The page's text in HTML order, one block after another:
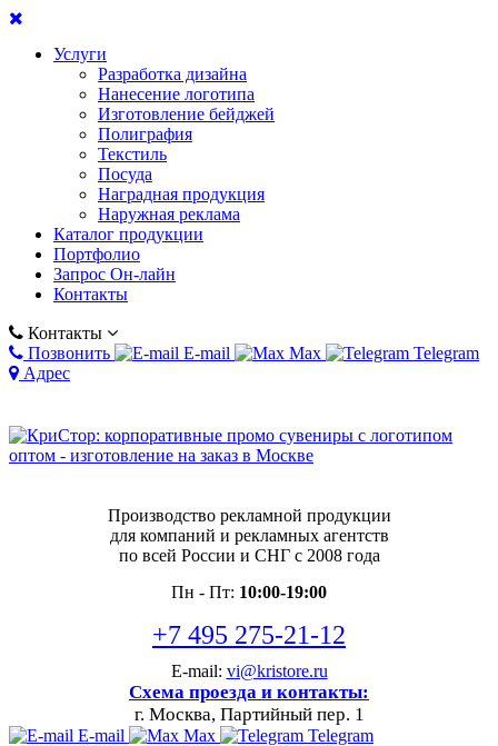
Услуги
Разработка дизайна
Нанесение логотипа
Изготовление бейджей
Полиграфия
Текстиль
Посуда
Наградная продукция
Наружная реклама
Каталог продукции
Портфолио
Запрос Он-лайн
Контакты
Контакты
Позвонить
E-mail Max
Telegram
Адрес
Производство рекламной продукции
для компаний и рекламных агентств
по всей России и СНГ с 2008 года
Пн - Пт: 10:00-19:00
+7 495 275-21-12
E-mail: vi@kristore.ru
Схема проезда и контакты:
г. Москва, Партийный пер. 1
E-mail Max Telegram